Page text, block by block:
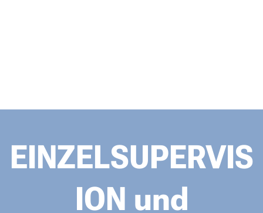
EINZELSUPERVIS
ION und